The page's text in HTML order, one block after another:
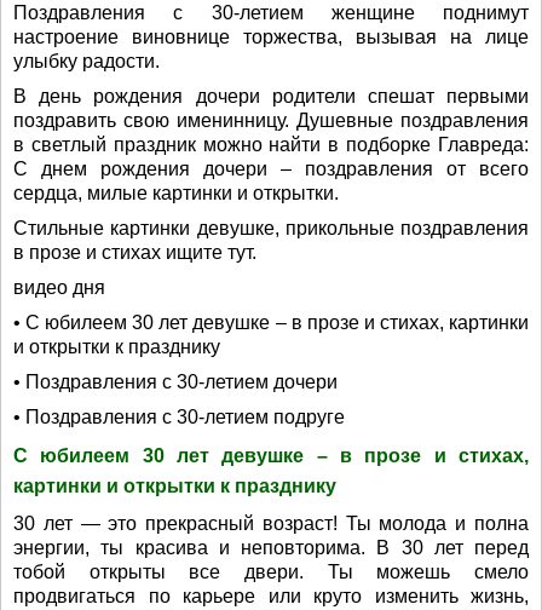
Поздравления с 30-летием женщине поднимут
настроение виновнице торжества, вызывая на лице
улыбку радости.
В день рождения дочери родители спешат первыми
поздравить свою именинницу. Душевные поздравления
в светлый праздник можно найти в подборке Главреда:
С днем рождения дочери – поздравления от всего
сердца, милые картинки и открытки.
Стильные картинки девушке, прикольные поздравления
в прозе и стихах ищите тут.
видео дня
• С юбилеем 30 лет девушке – в прозе и стихах, картинки
и открытки к празднику
• Поздравления с 30-летием дочери
• Поздравления с 30-летием подруге
С юбилеем 30 лет девушке – в прозе и стихах,
картинки и открытки к празднику
30 лет — это прекрасный возраст! Ты молода и полна
энергии, ты красива и неповторима. В 30 лет перед
тобой открыты все двери. Ты можешь смело
продвигаться по карьере или круто изменить жизнь,